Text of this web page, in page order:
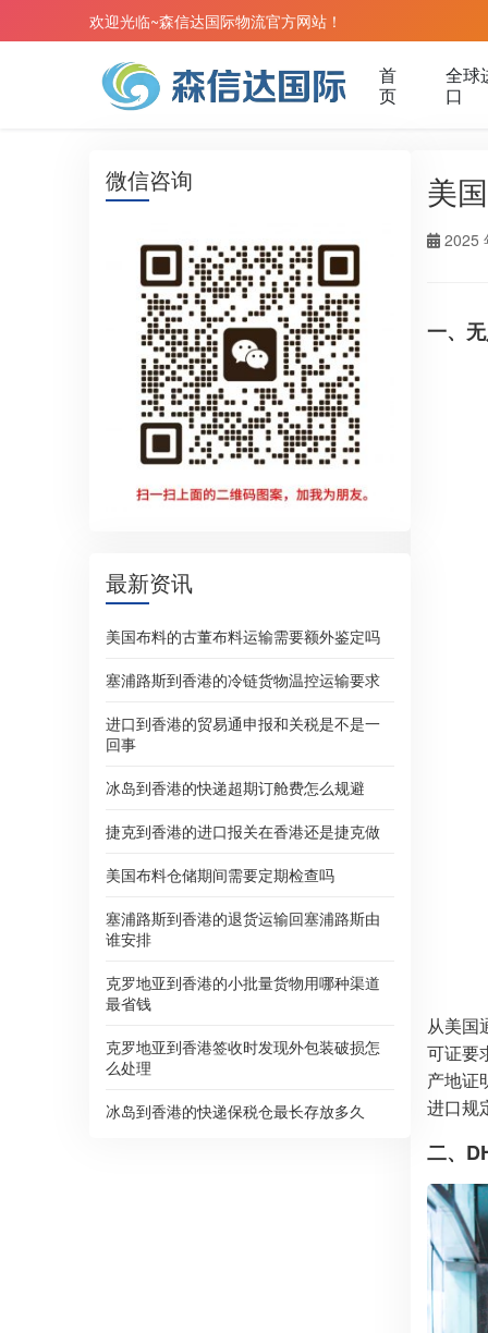
欢迎光临~森信达国际物流官方网站！
首
页
全球
口
微信咨询
最新资讯
美国布料的古董布料运输需要额外鉴定吗
塞浦路斯到香港的冷链货物温控运输要求
进口到香港的贸易通申报和关税是不是一
回事
冰岛到香港的快递超期订舱费怎么规避
捷克到香港的进口报关在香港还是捷克做
美国布料仓储期间需要定期检查吗
塞浦路斯到香港的退货运输回塞浦路斯由
谁安排
克罗地亚到香港的小批量货物用哪种渠道
最省钱
克罗地亚到香港签收时发现外包装破损怎
么处理
冰岛到香港的快递保税仓最长存放多久
美
2025
一、
从美国
可证要
产地证
进口规
二、